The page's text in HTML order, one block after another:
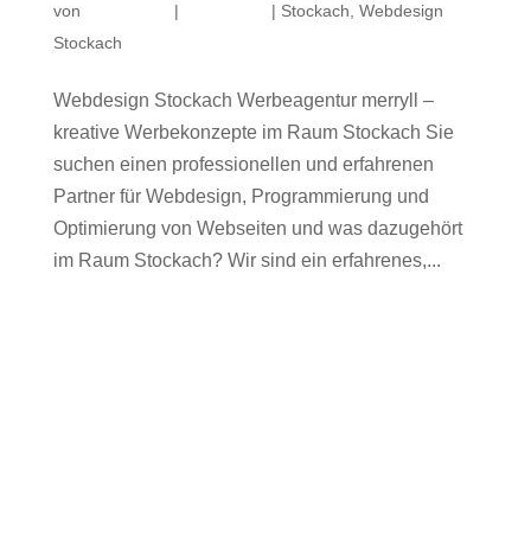
von | | Stockach Webdesign
Stockach
Webdesign Stockach Werbeagentur merryll –
kreative Werbekonzepte im Raum Stockach Sie
suchen einen professionellen und erfahrenen
Partner für Webdesign, Programmierung und
Optimierung von Webseiten und was dazugehört
im Raum Stockach? Wir sind ein erfahrenes,...